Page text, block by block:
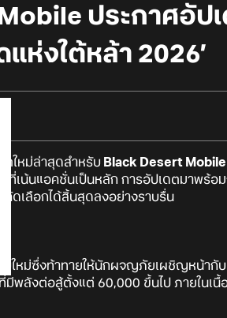
ประกาศอัปเ
ห่งใต้หล้า 2026’
ตใหม่ล่าสุดสำหรับ Black Desert Mobile
ที่เน้นแอคชั่นเป็นหลัก การอัปเดตมาพร้
คัดเลือกได้สิ้นสุดลงอย่างราบรื่น
บบใหม่ซึ่งท้าทายให้นักผจญภัยเผชิญหน้า
มีพลังต่อสู้ตั้งแต่ 60,000 ขึ้นไป ภายในเ